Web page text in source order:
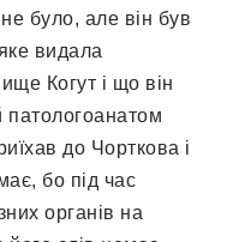
було, але він був
видала
Когут і що він
патологоанатом
до Чорткова і
бо під час
органів на